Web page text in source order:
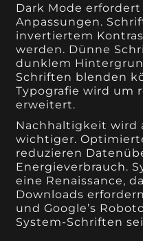
Dark Mode
Anpassungen.
invertiertem
werden. Dünne
dunklem
Schriften blenden
Typografie wird um
erweitert.
Nachhaltigkeit wird
wichtiger.
reduzieren
Energieverbrauch.
eine Renaissance,
Downloads
und Google’s
System-Schriften